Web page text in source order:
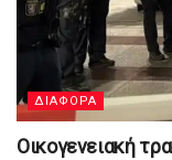
ΔΙΑΦΟΡΑ
Οικογενειακή